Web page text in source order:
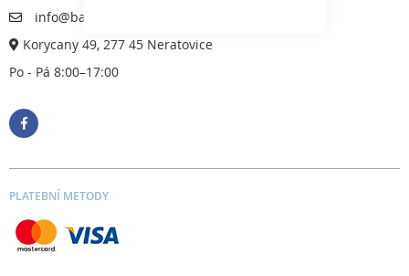
info@bazeny-aquinium.cz
Korycany 49, 277 45 Neratovice
Po - Pá 8:00–17:00
PLATEBNÍ METODY